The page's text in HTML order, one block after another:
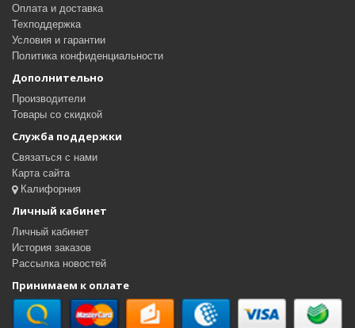
Оплата и доставка
Техподдержка
Условия и гарантии
Политика конфиденциальности
Дополнительно
Производители
Товары со скидкой
Служба поддержки
Связаться с нами
Карта сайта
Калифорния
Личный кабинет
Личный кабинет
История заказов
Рассылка новостей
Принимаем к оплате